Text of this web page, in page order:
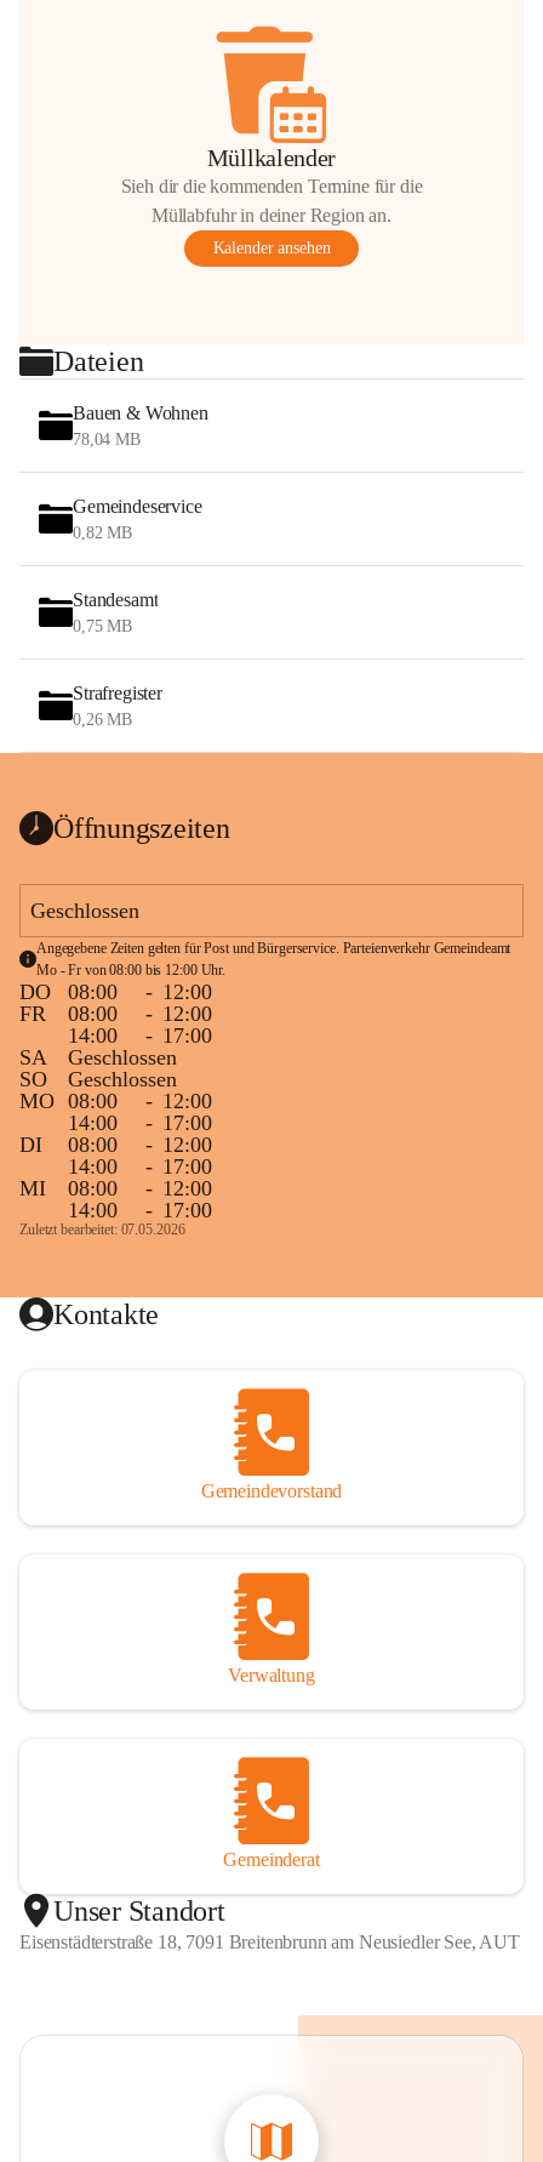
Müllkalender
Sieh dir die kommenden Termine für die
Müllabfuhr in deiner Region an.
Kalender ansehen
Dateien
Bauen & Wohnen
78,04 MB
Gemeindeservice
0,82 MB
Standesamt
0,75 MB
Strafregister
0,26 MB
Öffnungszeiten
Geschlossen
Angegebene Zeiten gelten für Post und Bürgerservice. Parteienverkehr Gemeindeamt
Mo - Fr von 08:00 bis 12:00 Uhr.
DO 08:00 - 12:00
FR
08:00 - 12:00
14:00
- 17:00
SA
Geschlossen
SO
Geschlossen
MO 08:00 - 12:00
14:00
- 17:00
DI
08:00 - 12:00
14:00
- 17:00
MI
08:00 - 12:00
14:00
- 17:00
Zuletzt bearbeitet: 07.05.2026
Kontakte
Gemeindevorstand
Verwaltung
Gemeinderat
Unser Standort
Eisenstädterstraße 18, 7091 Breitenbrunn am Neusiedler See, AUT